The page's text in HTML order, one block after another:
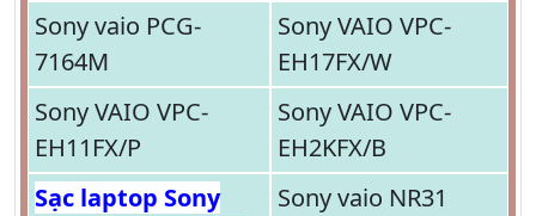
Sony vaio PCG-
7164M
Sony VAIO VPC-
EH17FX/W
Sony VAIO VPC-
EH11FX/P
Sony VAIO VPC-
EH2KFX/B
Sạc laptop Sony
Sony vaio NR31